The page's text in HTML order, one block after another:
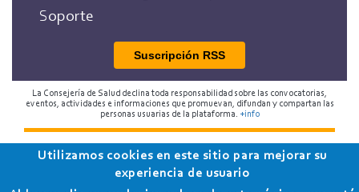
Soporte
Suscripción RSS
La Consejería de Salud declina toda responsabilidad sobre las convocatorias,
eventos, actividades e informaciones que promuevan, difundan y compartan las
personas usuarias de la plataforma. +info
2018 Programa de Envejecimiento Saludable de la
Consejería de Salud
Utilizamos cookies en este sitio para mejorar su
experiencia de usuario